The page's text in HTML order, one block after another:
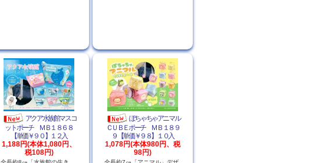
アクア水族館マスコ
ットポーチ ＭＢ１８６８
【単価￥９０】１２入
1,188円(本体1,080円、
税108円)
ぽちゃちゃアニマル
ＣＵＢＥポーチ ＭＢ１８９
９【単価￥９８】１０入
1,078円(本体980円、税
98円)